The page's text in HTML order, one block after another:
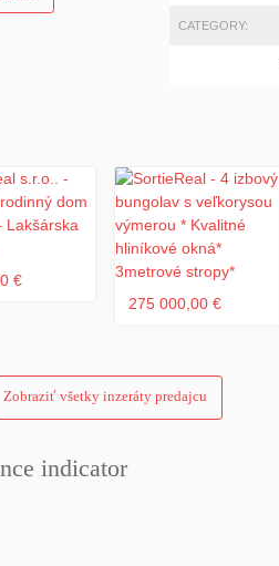
CATEGORY:
€
275 000,00 €
Zobraziť všetky inzeráty predajcu
indicator